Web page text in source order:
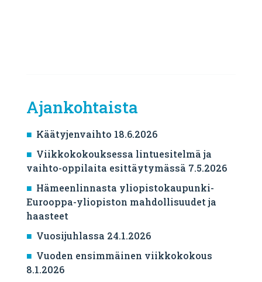
Ajankohtaista
Käätyjenvaihto 18.6.2026
Viikkokokouksessa lintuesitelmä ja
vaihto-oppilaita esittäytymässä 7.5.2026
Hämeenlinnasta yliopistokaupunki-
Eurooppa-yliopiston mahdollisuudet ja
haasteet
Vuosijuhlassa 24.1.2026
Vuoden ensimmäinen viikkokokous
8.1.2026